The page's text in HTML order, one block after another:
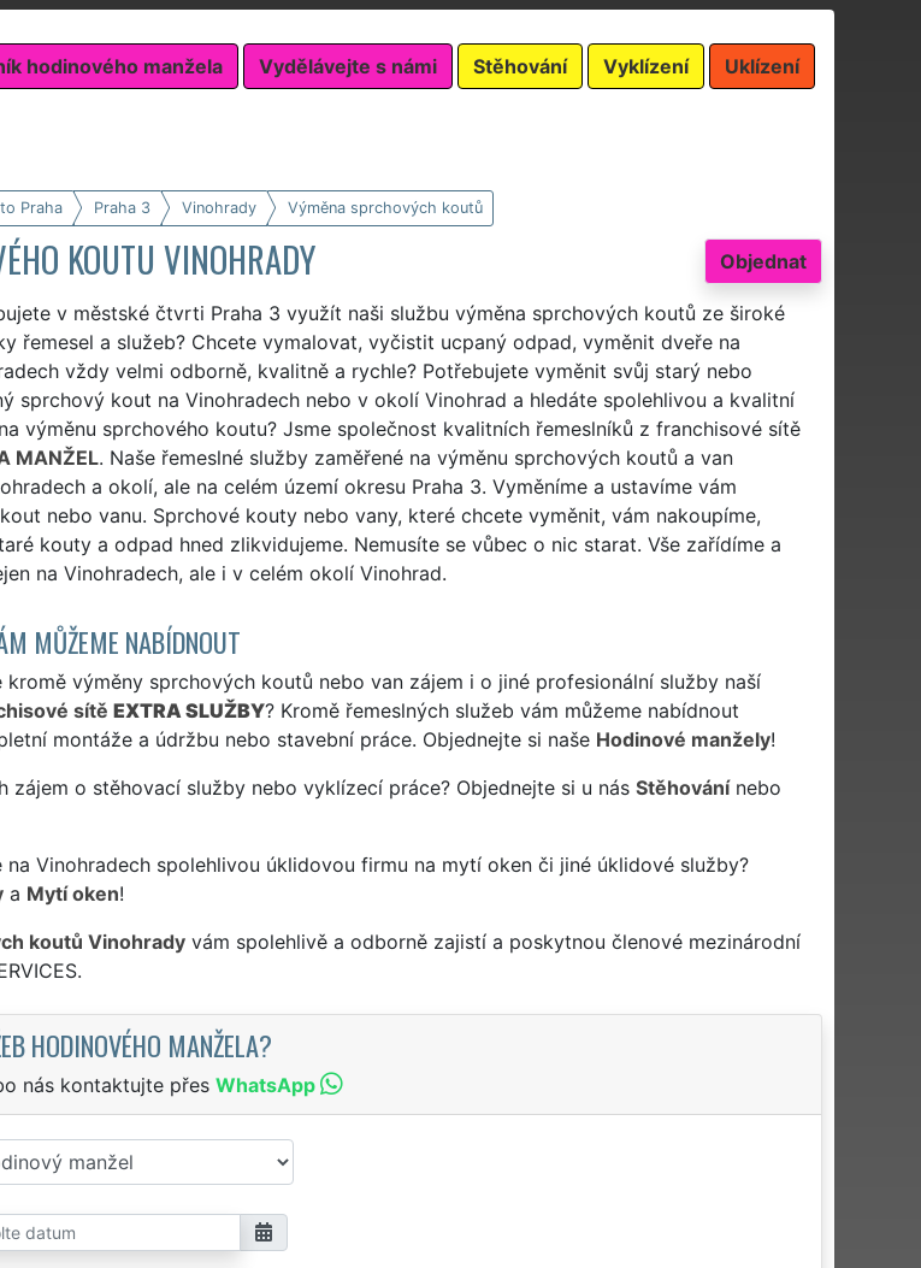
hodinového manžela Vydělávejte s námi Stěhování Vyklízení Uklízení
Praha Praha 3 Vinohrady Výměna sprchových koutů
Objednat
KOUTU VINOHRADY
v městské čtvrti Praha 3 využít naši službu výměna sprchových koutů ze široké
řemesel a služeb? Chcete vymalovat, vyčistit ucpaný odpad, vyměnit dveře na
vždy velmi odborně, kvalitně a rychle? Potřebujete vyměnit svůj starý nebo
sprchový kout na Vinohradech nebo v okolí Vinohrad a hledáte spolehlivou a kvalitní
výměnu sprchového koutu? Jsme společnost kvalitních řemeslníků z franchisové sítě
MANŽEL. Naše řemeslné služby zaměřené na výměnu sprchových koutů a van
a okolí, ale na celém území okresu Praha 3. Vyměníme a ustavíme vám
nebo vanu. Sprchové kouty nebo vany, které chcete vyměnit, vám nakoupíme,
kouty a odpad hned zlikvidujeme. Nemusíte se vůbec o nic starat. Vše zařídíme a
na Vinohradech, ale i v celém okolí Vinohrad.
MŮŽEME NABÍDNOUT
kromě výměny sprchových koutů nebo van zájem i o jiné profesionální služby naší
sítě EXTRA SLUŽBY? Kromě řemeslných služeb vám můžeme nabídnout
montáže a údržbu nebo stavební práce. Objednejte si naše Hodinové manžely!
zájem o stěhovací služby nebo vyklízecí práce? Objednejte si u nás Stěhovánínebo
Vinohradech spolehlivou úklidovou firmu na mytí oken či jiné úklidové služby?
a Mytí oken!
koutů Vinohradyvám spolehlivě a odborně zajistí a poskytnou členové mezinárodní
HODINOVÉHO MANŽELA?
nás kontaktujte přes WhatsApp